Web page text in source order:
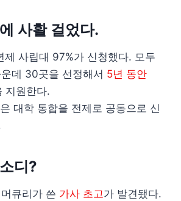
사활 걸었다.
제 사립대 97%가 신청했다. 모두
데 30곳을 선정해서 5년 동안
지원한다.
대학 통합을 전제로 공동으로 신
디?
큐리가 쓴 가사 초고가 발견됐다.